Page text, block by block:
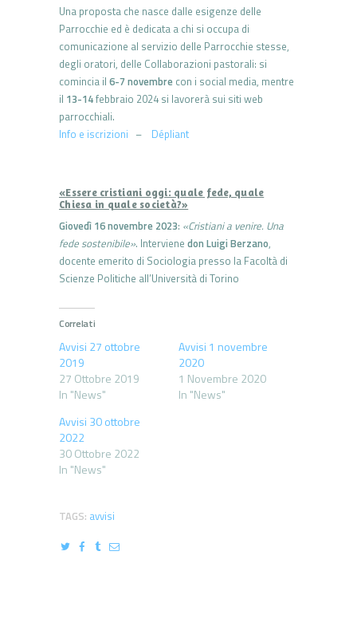
Una proposta che nasce dalle esigenze delle
Parrocchie ed è dedicata a chi si occupa di
comunicazione al servizio delle Parrocchie stesse,
degli oratori, delle Collaborazioni pastorali: si
comincia il 6-7 novembre con i social media, mentre
il 13-14febbraio 2024 si lavorerà sui siti web
parrocchiali.
Info e iscrizioni – Dépliant
«Essere cristiani oggi: quale fede, quale
Chiesa in quale società?»
Giovedì 16 novembre 2023: «Cristiani a venire. Una
fede sostenibile». Interviene don Luigi Berzano,
docente emerito di Sociologia presso la Facoltà di
Scienze Politiche all’Università di Torino
Correlati
Avvisi 27 ottobre
2019
27 Ottobre 2019
In "News"
Avvisi 1 novembre
2020
1 Novembre 2020
In "News"
Avvisi 30 ottobre
2022
30 Ottobre 2022
In "News"
TAGS: avvisi